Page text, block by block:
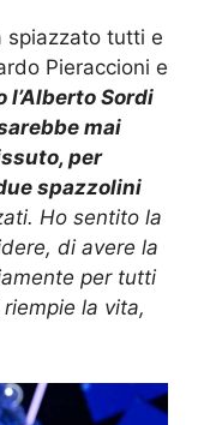
spiazzato tutti e
Pieraccioni e
l’Alberto Sordi
mai
per
spazzolini
Ho sentito la
di avere la
per tutti
la vita,